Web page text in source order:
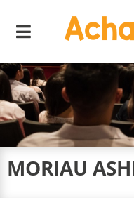
Menu
MORIAU